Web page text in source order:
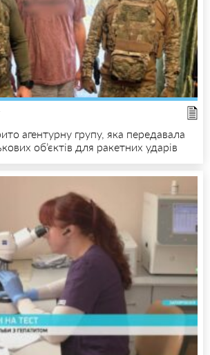
агентурну групу, яка передавала
об’єктів для ракетних ударів